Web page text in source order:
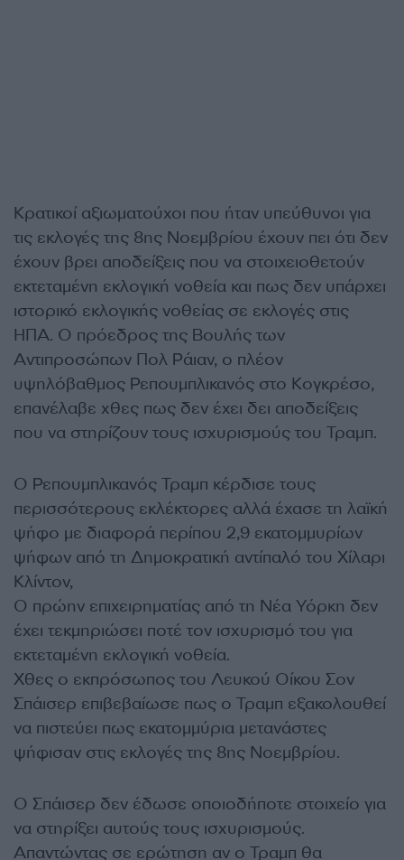
Κρατικοί αξιωματούχοι που ήταν υπεύθυνοι για
τις εκλογές της 8ης Νοεμβρίου έχουν πει ότι δεν
έχουν βρει αποδείξεις που να στοιχειοθετούν
εκτεταμένη εκλογική νοθεία και πως δεν υπάρχει
ιστορικό εκλογικής νοθείας σε εκλογές στις
ΗΠΑ. Ο πρόεδρος της Βουλής των
Αντιπροσώπων Πολ Ράιαν, ο πλέον
υψηλόβαθμος Ρεπουμπλικανός στο Κογκρέσο,
επανέλαβε χθες πως δεν έχει δει αποδείξεις
που να στηρίζουν τους ισχυρισμούς του Τραμπ.
Ο Ρεπουμπλικανός Τραμπ κέρδισε τους
περισσότερους εκλέκτορες αλλά έχασε τη λαϊκή
ψήφο με διαφορά περίπου 2,9 εκατομμυρίων
ψήφων από τη Δημοκρατική αντίπαλό του Χίλαρι
Κλίντον,
Ο πρώην επιχειρηματίας από τη Νέα Υόρκη δεν
έχει τεκμηριώσει ποτέ τον ισχυρισμό του για
εκτεταμένη εκλογική νοθεία.
Χθες ο εκπρόσωπος του Λευκού Οίκου Σον
Σπάισερ επιβεβαίωσε πως ο Τραμπ εξακολουθεί
να πιστεύει πως εκατομμύρια μετανάστες
ψήφισαν στις εκλογές της 8ης Νοεμβρίου.
Ο Σπάισερ δεν έδωσε οποιοδήποτε στοιχείο για
να στηρίξει αυτούς τους ισχυρισμούς.
Απαντώντας σε ερώτηση αν ο Τραμπ θα